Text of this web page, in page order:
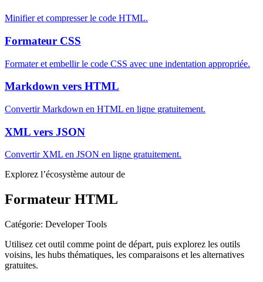
Minifier et compresser le code HTML.
Formateur CSS
Formater et embellir le code CSS avec une indentation appropriée.
Markdown vers HTML
Convertir Markdown en HTML en ligne gratuitement.
XML vers JSON
Convertir XML en JSON en ligne gratuitement.
Explorez l’écosystème autour de
Formateur HTML
Catégorie: Developer Tools
Utilisez cet outil comme point de départ, puis explorez les outils
voisins, les hubs thématiques, les comparaisons et les alternatives
gratuites.